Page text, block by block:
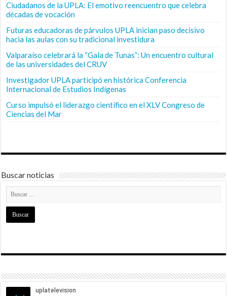
Ciudadanos de la UPLA: El emotivo reencuentro que celebra
décadas de vocación
Futuras educadoras de párvulos UPLA inician paso decisivo
hacia las aulas con su tradicional investidura
Valparaíso celebrará la “Gala de Tunas”: Un encuentro cultural
de las universidades del CRUV
Investigador UPLA participó en histórica Conferencia
Internacional de Estudios Indígenas
Curso impulsó el liderazgo científico en el XLV Congreso de
Ciencias del Mar
Buscar noticias